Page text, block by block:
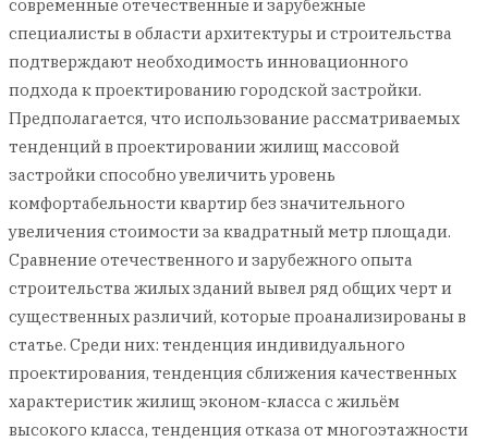
современные отечественные и зарубежные
специалисты в области архитектуры и строительства
подтверждают необходимость инновационного
подхода к проектированию городской застройки.
Предполагается, что использование рассматриваемых
тенденций в проектировании жилищ массовой
застройки способно увеличить уровень
комфортабельности квартир без значительного
увеличения стоимости за квадратный метр площади.
Сравнение отечественного и зарубежного опыта
строительства жилых зданий вывел ряд общих черт и
существенных различий, которые проанализированы в
статье. Среди них: тенденция индивидуального
проектирования, тенденция сближения качественных
характеристик жилищ эконом-класса с жильём
высокого класса, тенденция отказа от многоэтажности